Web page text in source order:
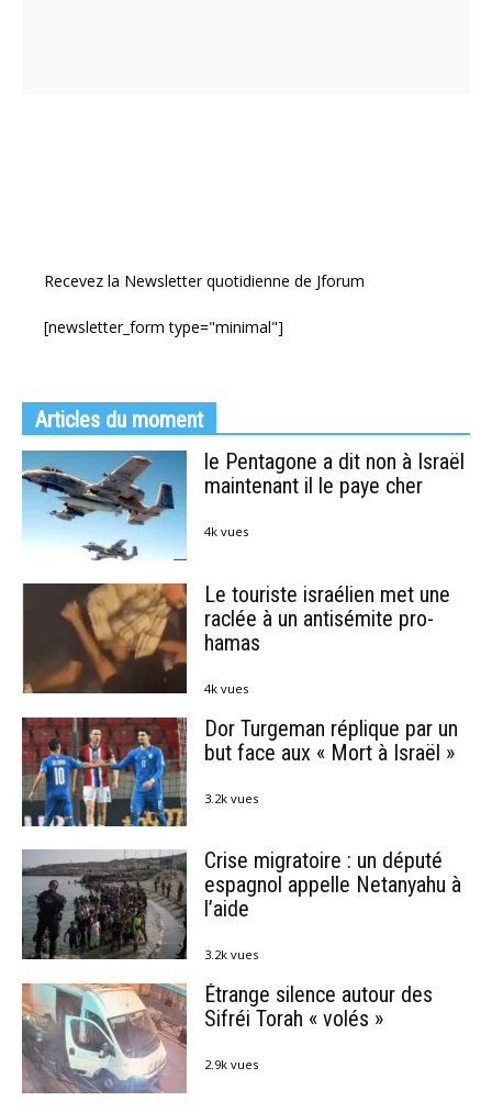
Recevez la Newsletter quotidienne de Jforum
[newsletter_form type="minimal"]
Articles du moment
le Pentagone a dit non à Israël
maintenant il le paye cher
4k vues
Le touriste israélien met une
raclée à un antisémite pro-
hamas
4k vues
Dor Turgeman réplique par un
but face aux « Mort à Israël »
3.2k vues
Crise migratoire : un député
espagnol appelle Netanyahu à
l’aide
3.2k vues
Étrange silence autour des
Sifréi Torah « volés »
2.9k vues